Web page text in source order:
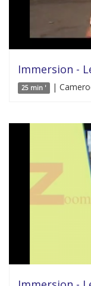
Immersion -
25 min ' |